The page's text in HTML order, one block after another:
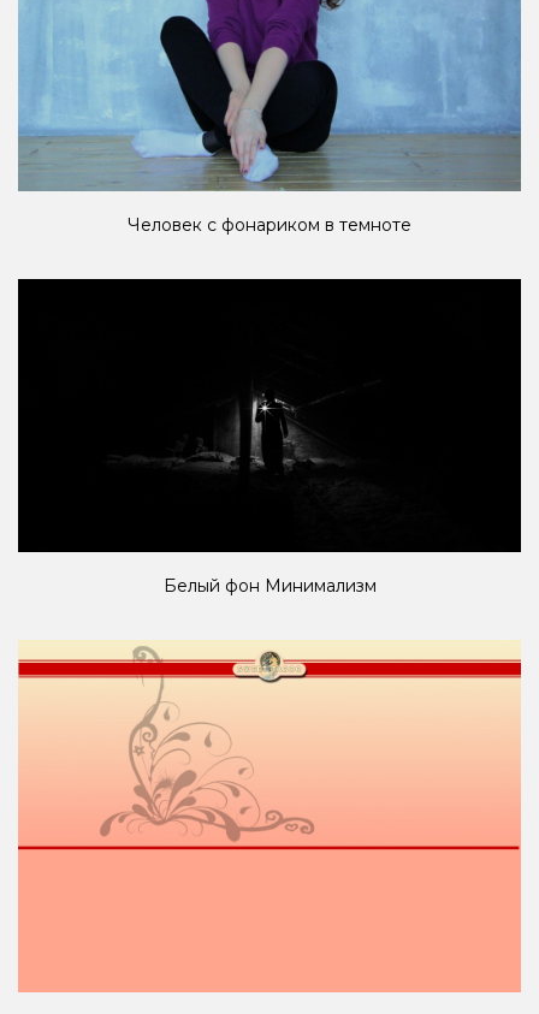
Человек с фонариком в темноте
Белый фон Минимализм